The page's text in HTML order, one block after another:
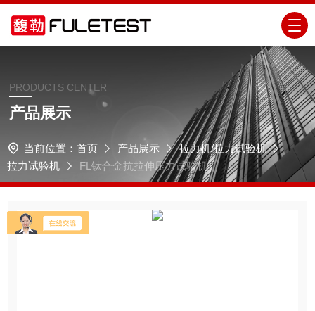
PRODUCTS CENTER
产品展示
当前位置： 首页 产品展示
拉力机/拉力试验机
拉力试验机
FL钛合金抗拉伸压力试验机